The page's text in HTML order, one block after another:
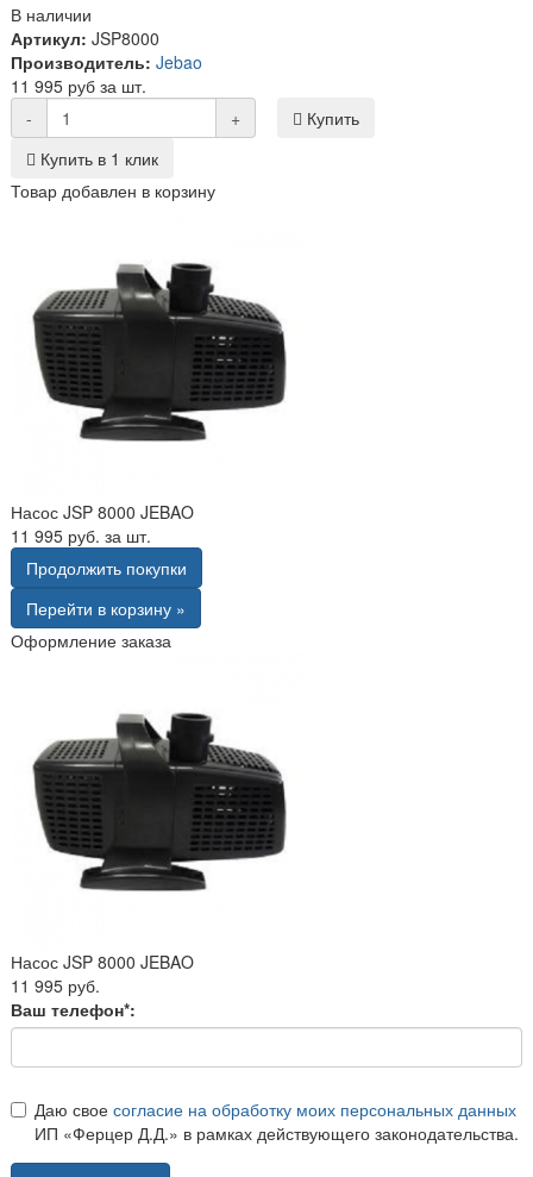
В наличии
Артикул: JSP8000
Производитель: Jebao
11 995 руб за шт.
-
+
Купить
Купить в 1 клик
Товар добавлен в корзину
Насос JSP 8000 JEBAO
11 995 руб. за шт.
Продолжить покупки
Перейти в корзину »
Оформление заказа
Насос JSP 8000 JEBAO
11 995 руб.
Ваш телефон*:
Даю свое согласие на обработку моих персональных данных
ИП «Ферцер Д.Д.» в рамках действующего законодательства.